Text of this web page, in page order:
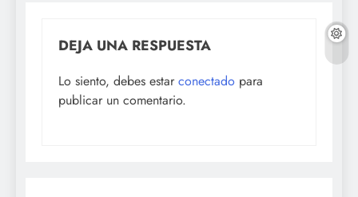
DEJA UNA RESPUESTA
Lo siento, debes estar conectado para
publicar un comentario.